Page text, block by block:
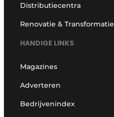
Distributiecentra
Renovatie & Transformatie
HANDIGE LINKS
Magazines
Adverteren
Bedrijvenindex